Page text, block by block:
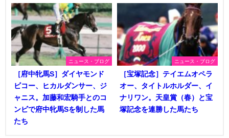
ニュース・ブログ
［府中牝馬S］ダイヤモンド
ビコー、ヒカルダンサー、ジ
ャニス。加藤和宏騎手とのコ
ンビで府中牝馬Sを制した馬
たち
ニュース・ブログ
［宝塚記念］テイエムオペラ
オー、タイトルホルダー、イ
ナリワン。天皇賞（春）と宝
塚記念を連勝した馬たち